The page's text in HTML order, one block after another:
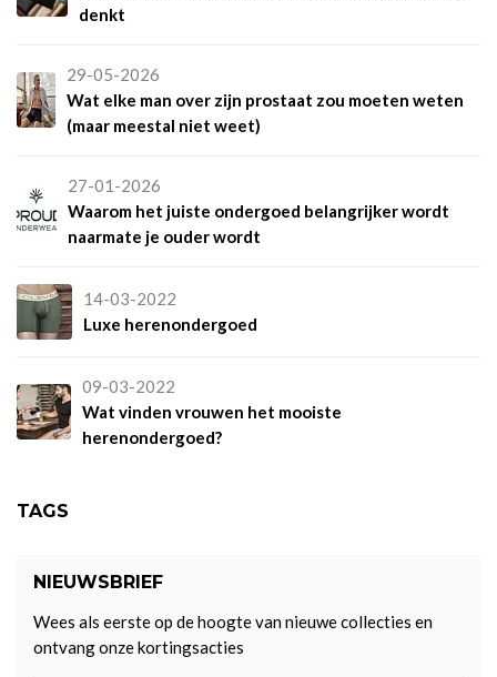
denkt
29-05-2026
Wat elke man over zijn prostaat zou moeten weten
(maar meestal niet weet)
27-01-2026
Waarom het juiste ondergoed belangrijker wordt
naarmate je ouder wordt
14-03-2022
Luxe herenondergoed
09-03-2022
Wat vinden vrouwen het mooiste
herenondergoed?
TAGS
NIEUWSBRIEF
Wees als eerste op de hoogte van nieuwe collecties en
ontvang onze kortingsacties